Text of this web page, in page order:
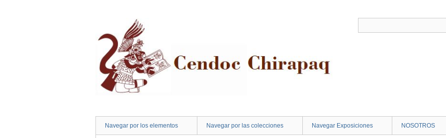
Navegar por los elementos Navegar por las colecciones Navegar Exposiciones NOSOTROS